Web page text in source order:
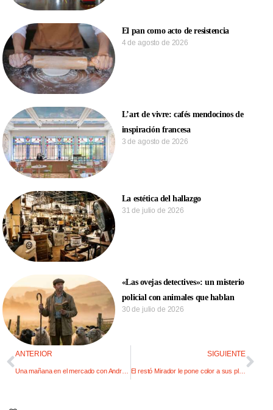
El pan como acto de resistencia
4 de agosto de 2026
L’art de vivre: cafés mendocinos de
inspiración francesa
3 de agosto de 2026
La estética del hallazgo
31 de julio de 2026
«Las ovejas detectives»: un misterio
policial con animales que hablan
30 de julio de 2026
ANTERIOR
Una mañana en el mercado con Andrés Fozzatti
SIGUIENTE